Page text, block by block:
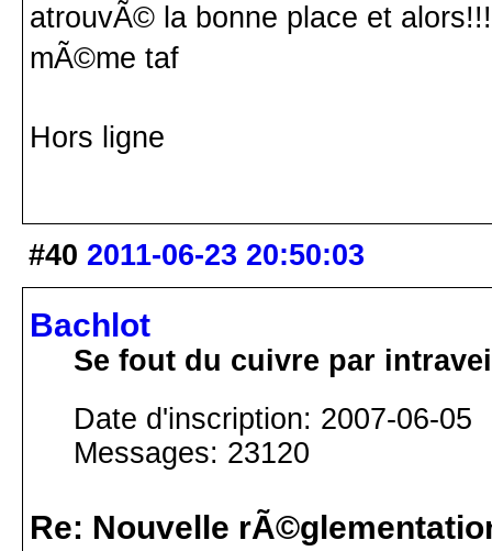
atrouvÃ© la bonne place et
mÃ©me taf
Hors ligne
#40 2011-06-23 20:50:03
Bachlot
Se fout du cuivre par
Date d'inscription: 2007-06-05
Messages: 23120
Re: Nouvelle